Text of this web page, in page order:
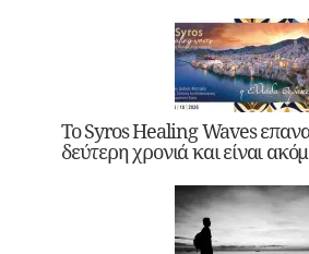
Το Syros Healing Waves
δεύτερη χρονιά και είναι